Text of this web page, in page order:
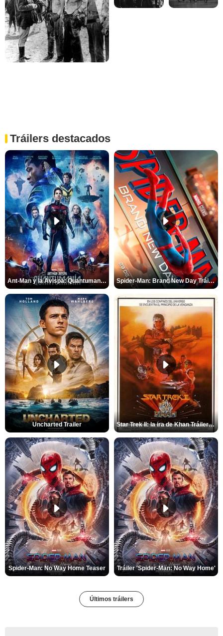
Tráilers destacados
Ant-Man y la Avispa: Quantumanía Tráiler (2) Spider-Man: Brand New Day Tráiler (3)
Uncharted Trailer Star Trek II: la ira de Khan Tráiler VO
Spider-Man: No Way Home Teaser Tráiler 'Spider-Man: No Way Home'
Últimos tráilers